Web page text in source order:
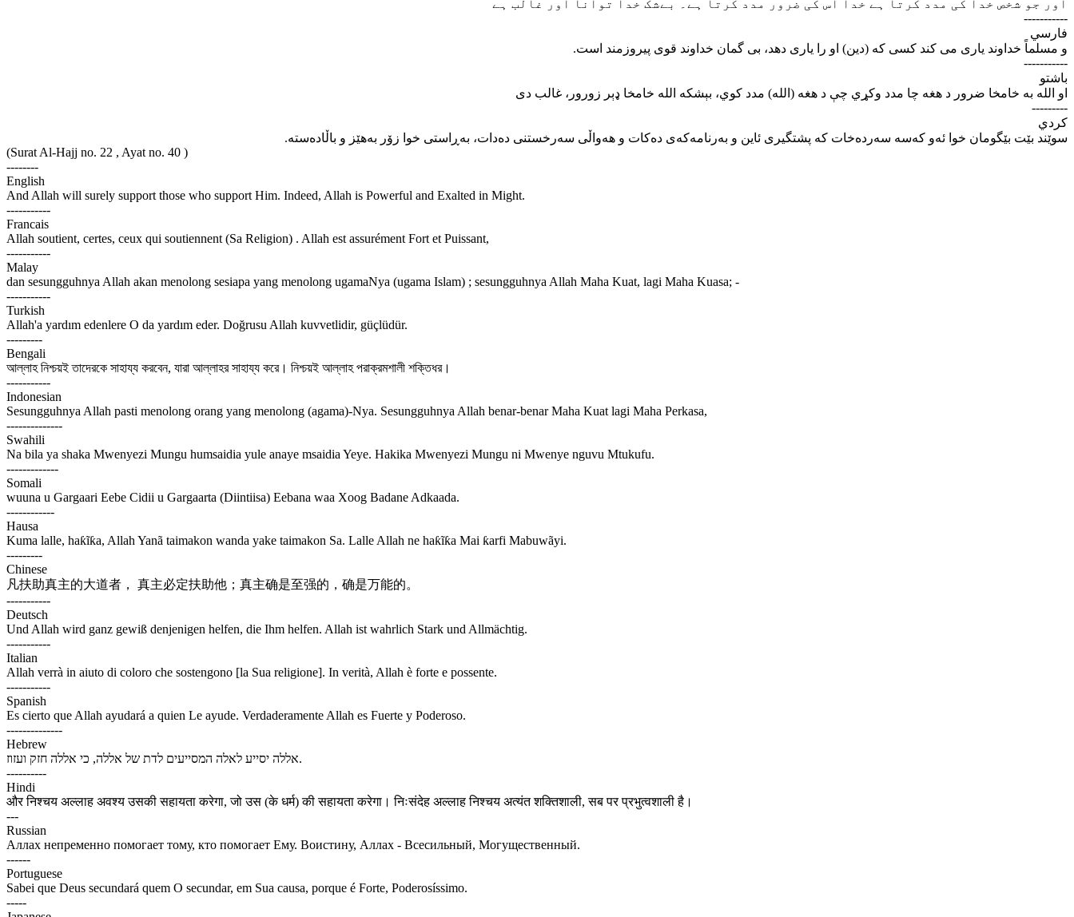
اور جو شخص خدا کی مدد کرتا ہے خدا اس کی ضرور مدد کرتا ہے۔ بےشک خدا توانا اور غالب ہے
-----------
فارسي
و مسلماً خداوند یاری می کند کسی که (دین) او را یاری دهد، بی گمان خداوند قوی پیروزمند است.
-----------
باشتو
او الله به خامخا ضرور د هغه چا مدد وكړي چې د هغه (الله) مدد كوي، بېشكه الله خامخا ډېر زورور، غالب دى
---------
كردي
سوێند بێت بێگومان خوا ئه‌و که‌سه سه‌رده‌خات که پشتگیری ئاین و به‌رنامه‌که‌ی ده‌کات و هه‌واڵی سه‌رخستنی ده‌دات، به‌ڕاستی خوا زۆر به‌هێز و باڵاده‌سته‌.
(Surat Al-Hajj no. 22 , Ayat no. 40 )
--------
English
And Allah will surely support those who support Him. Indeed, Allah is Powerful and Exalted in Might.
-----------
Francais
Allah soutient, certes, ceux qui soutiennent (Sa Religion) . Allah est assurément Fort et Puissant,
-----------
Malay
dan sesungguhnya Allah akan menolong sesiapa yang menolong ugamaNya (ugama Islam) ; sesungguhnya Allah Maha Kuat, lagi Maha Kuasa; -
-----------
Turkish
Allah'a yardım edenlere O da yardım eder. Doğrusu Allah kuvvetlidir, güçlüdür.
---------
Bengali
আল্লাহ নিশ্চয়ই তাদেরকে সাহায্য করবেন, যারা আল্লাহর সাহায্য করে। নিশ্চয়ই আল্লাহ পরাক্রমশালী শক্তিধর।
-----------
Indonesian
Sesungguhnya Allah pasti menolong orang yang menolong (agama)-Nya. Sesungguhnya Allah benar-benar Maha Kuat lagi Maha Perkasa,
--------------
Swahili
Na bila ya shaka Mwenyezi Mungu humsaidia yule anaye msaidia Yeye. Hakika Mwenyezi Mungu ni Mwenye nguvu Mtukufu.
-------------
Somali
wuuna u Gargaari Eebe Cidii u Gargaarta (Diintiisa) Eebana waa Xoog Badane Adkaada.
------------
Hausa
Kuma lalle, haƙĩƙa, Allah Yanã taimakon wanda yake taimakon Sa. Lalle Allah ne haƙĩƙa Mai ƙarfi Mabuwãyi.
---------
Chinese
凡扶助真主的大道者， 真主必定扶助他；真主确是至强的，确是万能的。
-----------
Deutsch
Und Allah wird ganz gewiß denjenigen helfen, die Ihm helfen. Allah ist wahrlich Stark und Allmächtig.
-----------
Italian
Allah verrà in aiuto di coloro che sostengono [la Sua religione]. In verità, Allah è forte e possente.
-----------
Spanish
Es cierto que Allah ayudará a quien Le ayude. Verdaderamente Allah es Fuerte y Poderoso.
--------------
Hebrew
אללה יסייע לאלה המסייעים לדת של אללה, כי אללה חזק ועזוז.
----------
Hindi
और निश्चय अल्लाह अवश्य उसकी सहायता करेगा, जो उस (के धर्म) की सहायता करेगा। निःसंदेह अल्लाह निश्चय अत्यंत शक्तिशाली, सब पर प्रभुत्वशाली है।
---
Russian
Аллах непременно помогает тому, кто помогает Ему. Воистину, Аллах - Всесильный, Могущественный.
------
Portuguese
Sabei que Deus secundará quem O secundar, em Sua causa, porque é Forte, Poderosíssimo.
-----